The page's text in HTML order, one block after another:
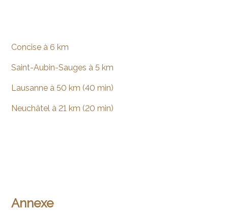
Concise à 6 km
Saint-Aubin-Sauges à 5 km
Lausanne à 50 km (40 min)
Neuchâtel à 21 km (20 min)
Annexe